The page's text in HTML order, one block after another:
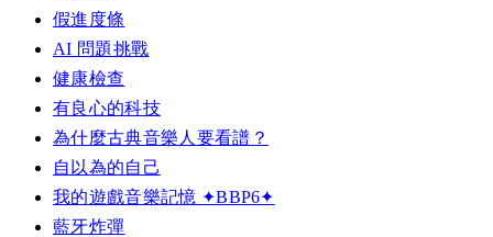
假進度條
AI 問題挑戰
健康檢查
有良心的科技
為什麼古典音樂人要看譜？
自以為的自己
我的遊戲音樂記憶 ✦BBP6✦
藍牙炸彈